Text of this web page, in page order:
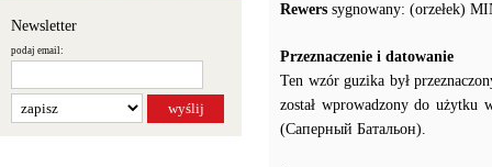
Newsletter
podaj email:
Rewers sygnowany: (orzełek)
Przeznaczenie i datowanie
Ten wzór guzika był
został wprowadzony do użytku
(Саперный Батальон).